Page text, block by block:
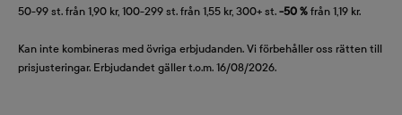
50-99 st. från 1,90 kr, 100-299 st. från 1,55 kr, 300+ st. -50 % från 1,19 kr.
Kan inte kombineras med övriga erbjudanden. Vi förbehåller oss rätten till
prisjusteringar. Erbjudandet gäller t.o.m. 16/08/2026.